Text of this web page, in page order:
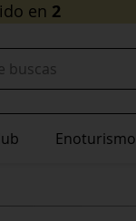
24/48 horas
Enoturismo